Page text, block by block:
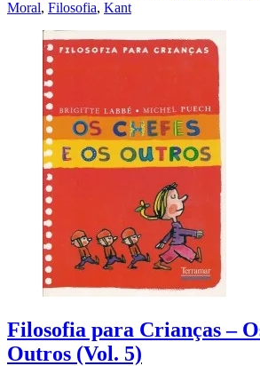
Moral, Filosofia, Kant
Filosofia para Crianças –
Outros (Vol. 5)